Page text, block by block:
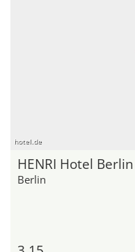
hotel.de
HENRI Hotel Berlin
Berlin